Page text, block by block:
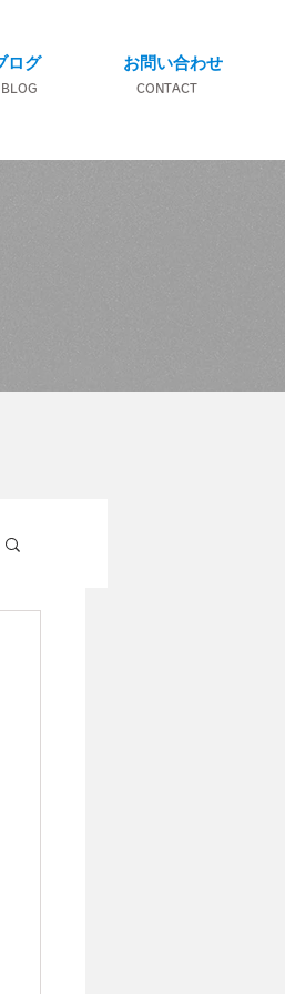
ログ お問い合わせ
BLOG CONTACT